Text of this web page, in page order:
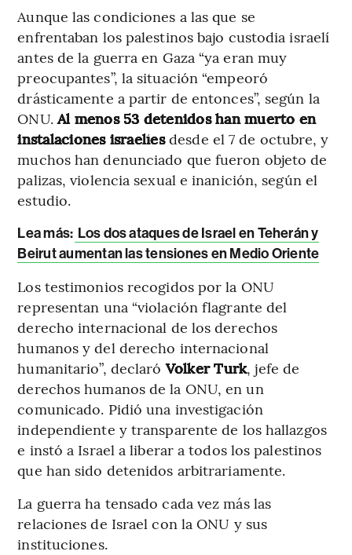
Aunque las condiciones a las que se
enfrentaban los palestinos bajo custodia israelí
antes de la guerra en Gaza “ya eran muy
preocupantes”, la situación “empeoró
drásticamente a partir de entonces”, según la
ONU.Al menos 53 detenidos han muerto en
instalaciones israelíesdesde el 7 de octubre, y
muchos han denunciado que fueron objeto de
palizas, violencia sexual e inanición, según el
estudio.
Lea más: Los dos ataques de Israel en Teherán y
Beirut aumentan las tensiones en Medio Oriente
Los testimonios recogidos por la ONU
representan una “violación flagrante del
derecho internacional de los derechos
humanos y del derecho internacional
humanitario”, declaróVolker Turk, jefe de
derechos humanos de la ONU, en un
comunicado. Pidió una investigación
independiente y transparente de los hallazgos
e instó a Israel a liberar a todos los palestinos
que han sido detenidos arbitrariamente.
La guerra ha tensado cada vez más las
relaciones de Israel con la ONU y sus
instituciones.